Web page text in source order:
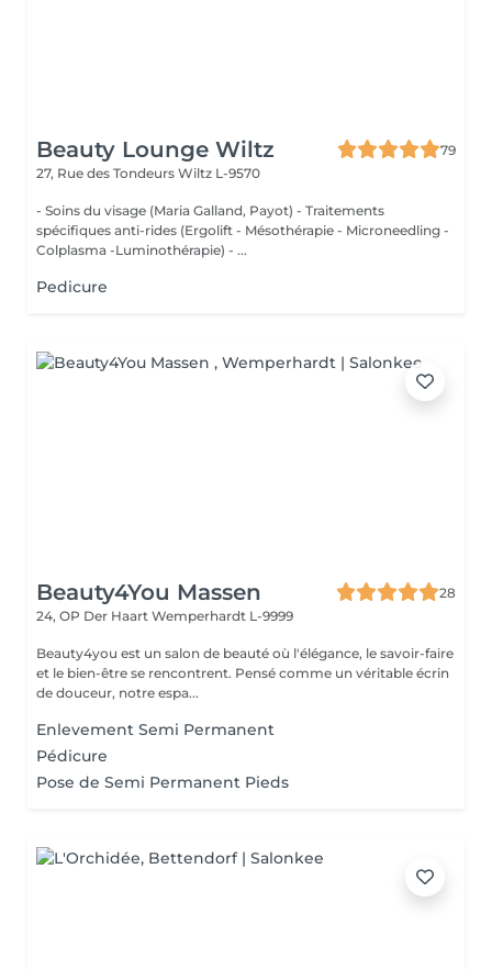
Beauty Lounge Wiltz
79
27, Rue des Tondeurs Wiltz L-9570
- Soins du visage (Maria Galland, Payot) - Traitements
spécifiques anti-rides (Ergolift - Mésothérapie - Microneedling -
Colplasma -Luminothérapie) - ...
Pedicure
Beauty4You Massen
28
24, OP Der Haart Wemperhardt L-9999
Beauty4you est un salon de beauté où l'élégance, le savoir-faire
et le bien-être se rencontrent. Pensé comme un véritable écrin
de douceur, notre espa...
Enlevement Semi Permanent
Pédicure
Pose de Semi Permanent Pieds